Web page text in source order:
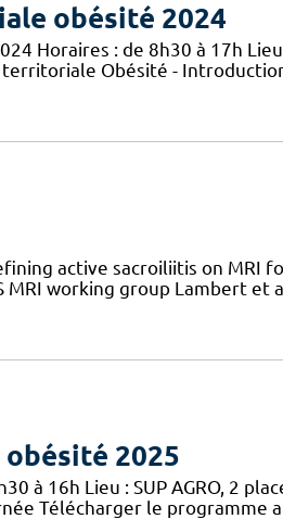
obésité 2024
Horaires : de 8h30 à 17h
Obésité -
active sacroiliitis on MRI
working group Lambert et
2025
à 16h Lieu : SUP AGRO, 2
Télécharger le programme